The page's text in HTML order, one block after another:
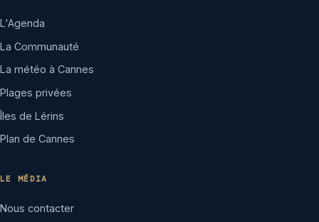
L'Agenda
La Communauté
La météo à Cannes
Plages privées
Îles de Lérins
Plan de Cannes
LE MÉDIA
Nous contacter